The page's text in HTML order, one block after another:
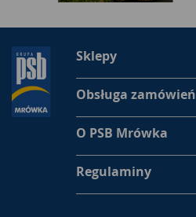
Sklepy
Obsługa zamówień
O PSB Mrówka
Regulaminy